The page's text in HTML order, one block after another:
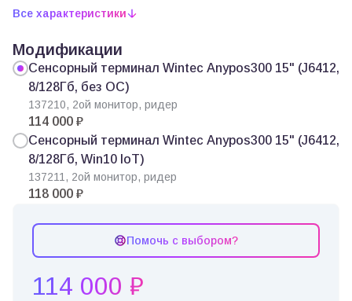
Все характеристики
Модификации
Сенсорный терминал Wintec Anypos300 15" (J6412,
8/128Гб, без ОС)
137210, 2ой монитор, ридер
114 000 ₽
Сенсорный терминал Wintec Anypos300 15" (J6412,
8/128Гб, Win10 IoT)
137211, 2ой монитор, ридер
118 000 ₽
Помочь с выбором?
114 000 ₽